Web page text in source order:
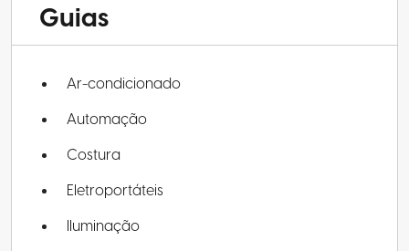
Guias
Ar-condicionado
Automação
Costura
Eletroportáteis
Iluminação